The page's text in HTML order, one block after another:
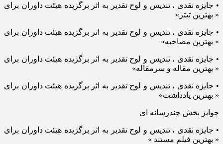
• جایزه نقدی ، تندیس و لوح تقدیر به اثر برگزیده هیئت داوران برای
« بهترین تیتر»
• جایزه نقدی ، تندیس و لوح تقدیر به اثر برگزیده هیئت داوران برای
« بهترین مصاحبه»
• جایزه نقدی ، تندیس و لوح تقدیر به اثر برگزیده هیئت داوران برای
« بهترین مقاله و سرمقاله»
• جایزه نقدی ، تندیس و لوح تقدیر به اثر برگزیده هیئت داوران برای
« بهترین یادداشت»
جوایز بخش چندرسانه ای
• جایزه نقدی ، تندیس و لوح تقدیر به اثر برگزیده هیئت داوران برای
« بهترین فیلم مستند »